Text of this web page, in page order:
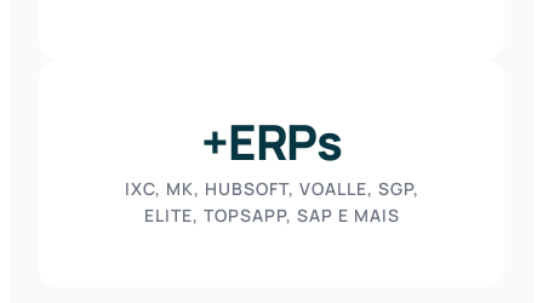
+ERPs
IXC, MK, HUBSOFT, VOALLE, SGP,
ELITE, TOPSAPP, SAP E MAIS